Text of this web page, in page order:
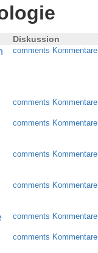
Diskussion
comments Kommentare
comments Kommentare
comments Kommentare
comments Kommentare
comments Kommentare
comments Kommentare
comments Kommentare